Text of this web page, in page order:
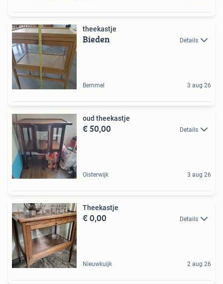
theekastje
Bieden Details
Bemmel 3 aug 26
oud theekastje
€ 50,00 Details
Oisterwijk 3 aug 26
Theekastje
€ 0,00 Details
Nieuwkuijk 2 aug 26